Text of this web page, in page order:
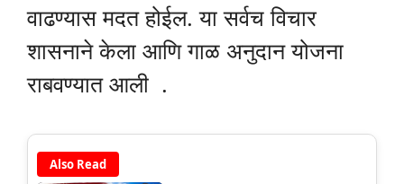
वाढण्यास मदत होईल. या सर्वच विचार
शासनाने केला आणि गाळ अनुदान योजना
राबवण्यात आली .
Also Read